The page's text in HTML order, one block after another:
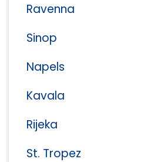
Ravenna
Sinop
Napels
Kavala
Rijeka
St. Tropez